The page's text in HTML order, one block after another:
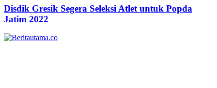
Disdik Gresik Segera Seleksi Atlet untuk Popda
Jatim 2022